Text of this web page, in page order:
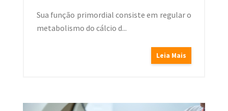
Sua função primordial consiste em regular o
metabolismo do cálcio d...
Leia Mais